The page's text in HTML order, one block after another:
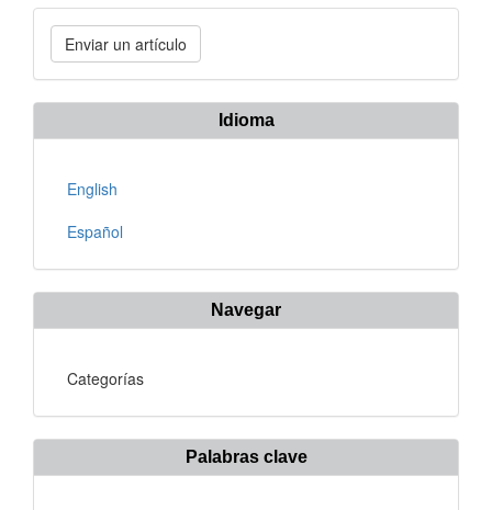
Enviar
un
artículo
Enviar un artículo
Idioma
English
Español
Navegar
Categorías
Palabras clave